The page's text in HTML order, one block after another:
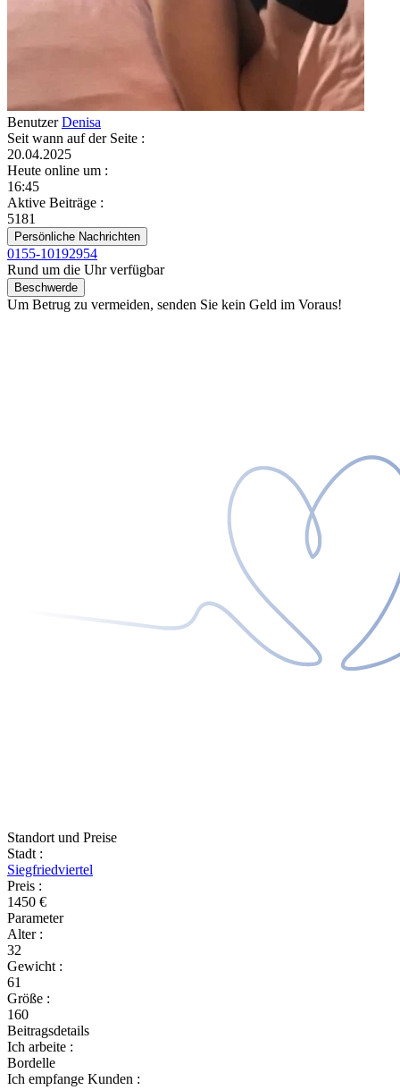
BenutzerDenisa
Seit wann auf der Seite :
20.04.2025
Heute online um :
16:45
Aktive Beiträge :
5181
Persönliche Nachrichten
0155-10192954
Rund um die Uhr verfügbar
Beschwerde
Um Betrug zu vermeiden, senden Sie kein Geld im Voraus!
Standort und Preise
Stadt :
Siegfriedviertel
Preis :
1450 €
Parameter
Alter :
32
Gewicht :
61
Größe :
160
Beitragsdetails
Ich arbeite :
Bordelle
Ich empfange Kunden :